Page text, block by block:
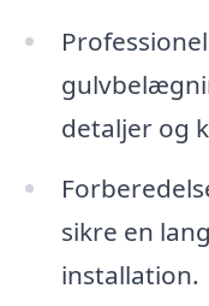
detaljer og
sikre en
installation.